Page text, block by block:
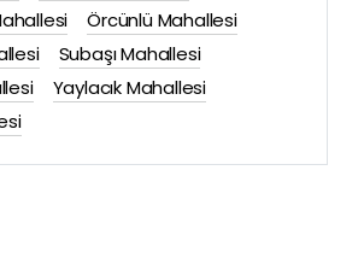
Örcünlü Mahallesi
Subaşı Mahallesi
Yaylacık Mahallesi